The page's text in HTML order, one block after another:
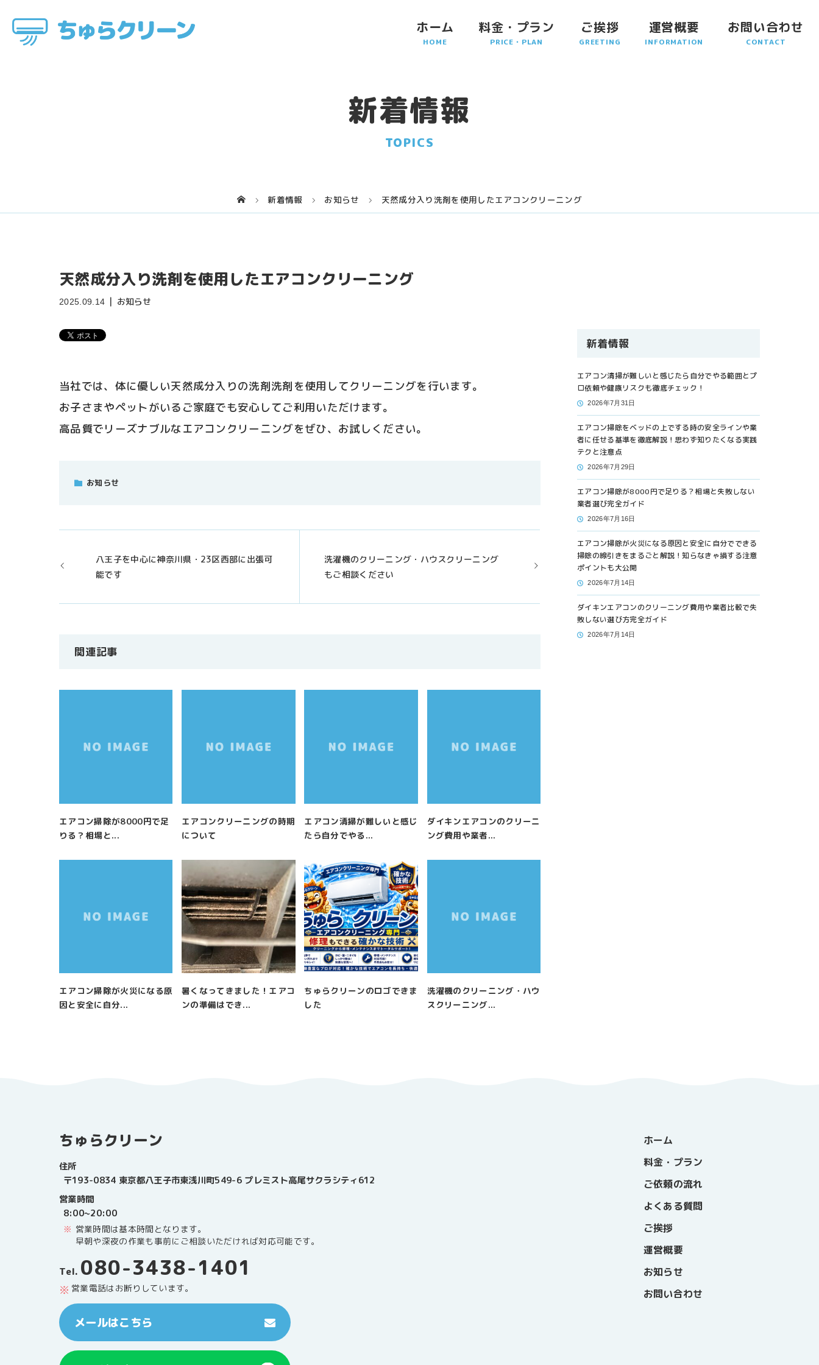
ホーム 料金・プラン ご挨拶 運営概要 お問い合わせ
新着情報
TOPICS
新着情報 お知らせ 天然成分入り洗剤を使用したエアコンクリーニング
天然成分入り洗剤を使用したエアコンクリーニング
2025.09.14 お知らせ
当社では、体に優しい天然成分入りの洗剤洗剤を使用してクリーニングを行います。
お子さまやペットがいるご家庭でも安心してご利用いただけます。
高品質でリーズナブルなエアコンクリーニングをぜひ、お試しください。
お知らせ
八王子を中心に神奈川県・23区西部に出張可
能です
洗濯機のクリーニング・ハウスクリーニング
もご相談ください
関連記事
エアコン掃除が8000円で足
りる？相場と...
エアコンクリーニングの時期
について
エアコン清掃が難しいと感じ
たら自分でやる...
ダイキンエアコンのクリーニ
ング費用や業者...
エアコン掃除が火災になる原
因と安全に自分...
暑くなってきました！エアコ
ンの準備はでき...
ちゅらクリーンのロゴできま
した
洗濯機のクリーニング・ハウ
スクリーニング...
新着情報
エアコン清掃が難しいと感じたら自分でやる範囲とプ
ロ依頼や健康リスクも徹底チェック！
2026年7月31日
エアコン掃除をベッドの上でする時の安全ラインや業
者に任せる基準を徹底解説！思わず知りたくなる実践
テクと注意点
2026年7月29日
エアコン掃除が8000円で足りる？相場と失敗しない
業者選び完全ガイド
2026年7月16日
エアコン掃除が火災になる原因と安全に自分でできる
掃除の線引きをまるごと解説！知らなきゃ損する注意
ポイントも大公開
2026年7月14日
ダイキンエアコンのクリーニング費用や業者比較で失
敗しない選び方完全ガイド
2026年7月14日
ちゅらクリーン
住所
〒193-0834 東京都八王子市東浅川町549-6 プレミスト高尾サクラシティ612
営業時間
8:00~20:00
営業時間は基本時間となります。
早朝や深夜の作業も事前にご相談いただければ対応可能です。
Tel. 080-3438-1401
営業電話はお断りしています。
メールはこちら
ホーム
料金・プラン
ご依頼の流れ
よくある質問
ご挨拶
運営概要
お知らせ
お問い合わせ